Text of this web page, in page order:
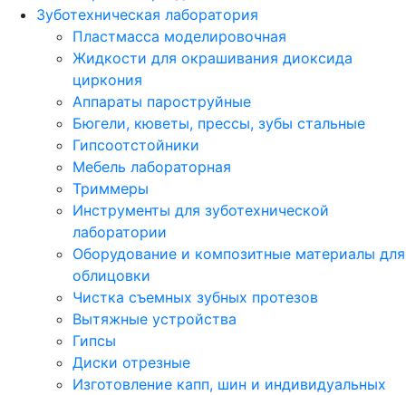
Зуботехническая лаборатория
Пластмасса моделировочная
Жидкости для окрашивания диоксида
циркония
Аппараты пароструйные
Бюгели, кюветы, прессы, зубы стальные
Гипсоотстойники
Мебель лабораторная
Триммеры
Инструменты для зуботехнической
лаборатории
Оборудование и композитные материалы для
облицовки
Чистка съемных зубных протезов
Вытяжные устройства
Гипсы
Диски отрезные
Изготовление капп, шин и индивидуальных